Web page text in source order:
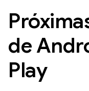
de
Play